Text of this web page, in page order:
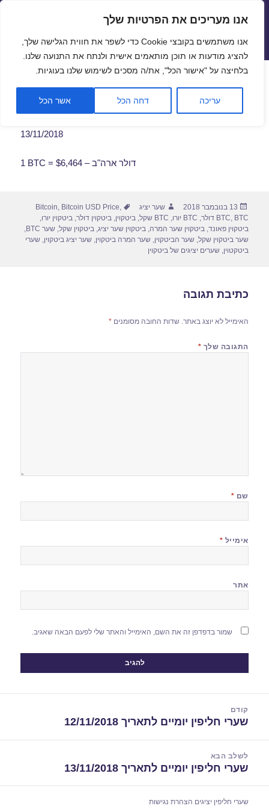
פתח
אנו מעריכים את הפרטיות שלך
אנו משתמשים בקובצי Cookie כדי לשפר את חווית הגלישה שלך,
להציג מודעות או תוכן מותאמים אישית ולנתח את התנועה שלנו.
בלחיצה על "אישור הכל", את/ה מסכים לשימוש שלנו בעוגיות.
עריכה דחה הכל אשר הכל
שערי חליפין יציגים – שער יציג
תפריטים
ווידג'טים
שער ביטקוין לתאריך 13/11/2018
13/11/2018
1 BTC = $6,464 – דולר ארה"ב
פורסם
בתאריך
13 בנובמבר 2018 מחבר
שער יציג תגיות Bitcoin, Bitcoin USD Price,
BTC, BTC דולר , BTC יורו , BTC שקל ,ביטקוין,ביטקוין דולר,ביטקוין יורו,
ביטקוין פאונד,ביטקוין שער המרה,ביטקוין שער יציג,ביטקוין שקל,שער BTC
,
שער ביטקוין שקל,שער הביטקוין,שער המרה ביטקוין,שער יציג ביטקוין,שערי
ביטקטוין,שערים יציגים של ביטקוין
כתיבת תגובה
האימייל לא יוצג באתר. שדות החובה מסומנים*
התגובה שלך *
שם *
אימייל *
אתר
שמור בדפדפן זה את השם, האימייל והאתר שלי לפעם הבאה שאגיב.
קודם
הפוסט
שערי חליפין יומיים לתאריך 12/11/2018
לשלב הבא
הפוסט
שערי חליפין יומיים לתאריך 13/11/2018
שערי חליפין יציגים הצהרת נגישות